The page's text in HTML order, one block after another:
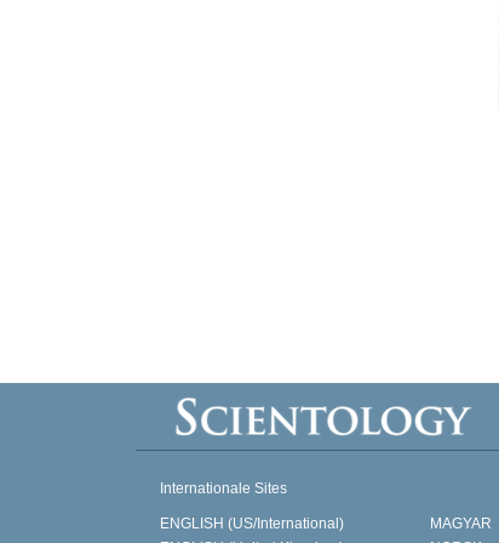
Internationale Sites
ENGLISH (US/International)
MAGYAR